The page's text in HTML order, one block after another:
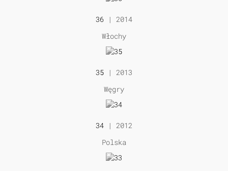
36 | 2014
Włochy
35 | 2013
Węgry
34 | 2012
Polska